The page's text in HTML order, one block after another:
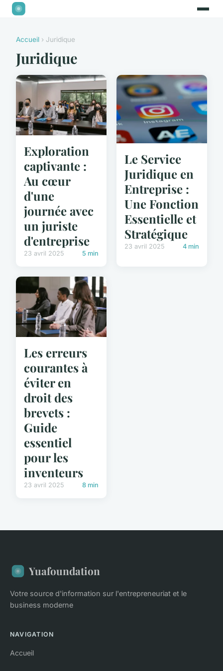
Accueil › Juridique
Juridique
Exploration
captivante :
Au cœur
d'une
journée avec
un juriste
d'entreprise
23 avril 2025 5 min
Le Service
Juridique en
Entreprise :
Une Fonction
Essentielle et
Stratégique
23 avril 2025 4 min
Les erreurs
courantes à
éviter en
droit des
brevets :
Guide
essentiel
pour les
inventeurs
23 avril 2025 8 min
Yuafoundation
Votre source d'information sur l'entrepreneuriat et le
business moderne
NAVIGATION
Accueil